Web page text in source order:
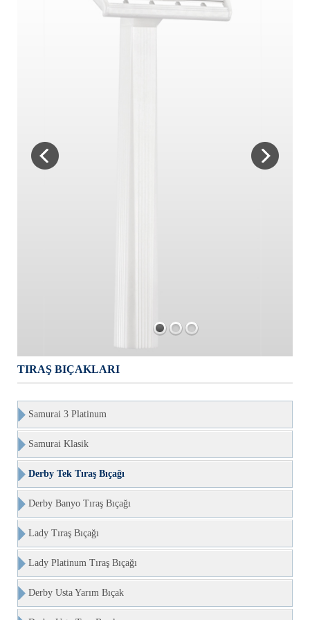
TIRAŞ BIÇAKLARI
Samurai 3 Platinum
Samurai Klasik
Derby Tek Tıraş Bıçağı
Derby Banyo Tıraş Bıçağı
Lady Tıraş Bıçağı
Lady Platinum Tıraş Bıçağı
Derby Usta Yarım Bıçak